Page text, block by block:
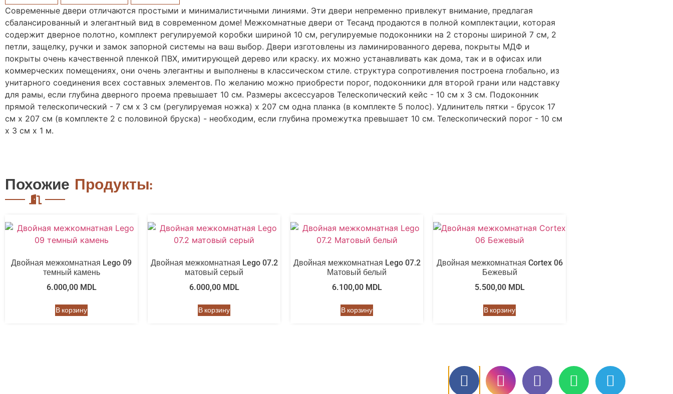
Современные двери отличаются простыми и минималистичными линиями. Эти двери непременно привлекут внимание, предлагая
сбалансированный и элегантный вид в современном доме! Межкомнатные двери от Тесанд продаются в полной комплектации, которая
содержит дверное полотно, комплект регулируемой коробки шириной 10 см, регулируемые подоконники на 2 стороны шириной 7 см, 2
петли, защелку, ручки и замок запорной системы на ваш выбор. Двери изготовлены из ламинированного дерева, покрыты МДФ и
покрыты очень качественной пленкой ПВХ, имитирующей дерево или краску. их можно устанавливать как дома, так и в офисах или
коммерческих помещениях, они очень элегантны и выполнены в классическом стиле. структура сопротивления построена глобально, из
унитарного соединения всех составных элементов. По желанию можно приобрести порог, подоконники для второй грани или надставку
для рамы, если глубина дверного проема превышает 10 см. Размеры аксессуаров Телескопический кейс - 10 см х 3 см. Подоконник
прямой телескопический - 7 см х 3 см (регулируемая ножка) х 207 см одна планка (в комплекте 5 полос). Удлинитель пятки - брусок 17
см х 207 см (в комплекте 2 с половиной бруска) - необходим, если глубина промежутка превышает 10 см. Телескопический порог - 10 см
х 3 см х 1 м.
Похожие Продукты:
Двойная межкомнатная Lego 09
темный камень
6.000,00 MDL
В корзину
Двойная межкомнатная Lego 07.2
матовый серый
6.000,00 MDL
В корзину
Двойная межкомнатная Lego 07.2
Матовый белый
6.100,00 MDL
В корзину
Двойная межкомнатная Cortex 06
Бежевый
5.500,00 MDL
В корзину